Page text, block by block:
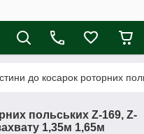
до косарок роторних
польських Z-169, Z-
1,35м 1,65м